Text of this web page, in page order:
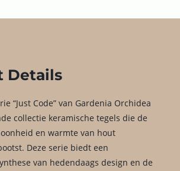
Details
“Just Code” van Gardenia Orchidea
collectie keramische tegels die de
en warmte van hout
Deze serie biedt een
van hedendaags design en de